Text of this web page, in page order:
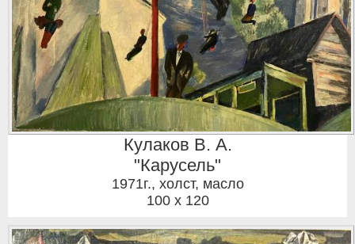
Кулаков В. А.
"Карусель"
1971г., холст, масло
100 x 120